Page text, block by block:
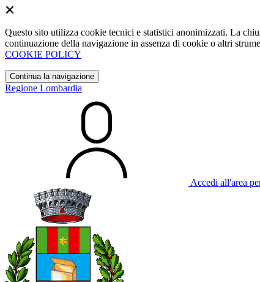
Questo sito utilizza cookie tecnici e statistici anonimizzati. La
continuazione della navigazione in assenza di cookie o altri
COOKIE POLICY
Continua la navigazione
Regione Lombardia
Accedi all'area